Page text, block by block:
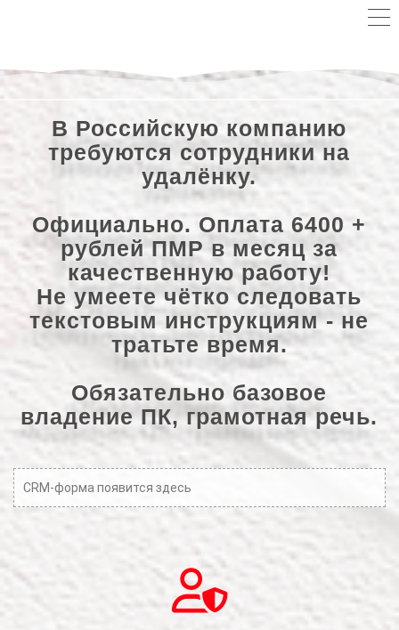
В Российскую компанию
требуются сотрудники на
удалёнку.
Официально. Оплата 6400 +
рублей ПМР в месяц за
качественную работу!
Не умеете чётко следовать
текстовым инструкциям - не
тратьте время.
Обязательно базовое
владение ПК, грамотная речь.
CRM-форма появится здесь